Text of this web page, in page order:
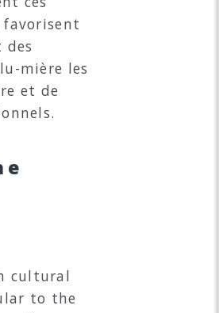
mière les
et de
cultural
to the